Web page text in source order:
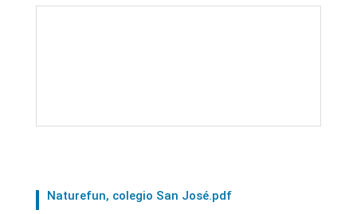
Naturefun, colegio San José.pdf